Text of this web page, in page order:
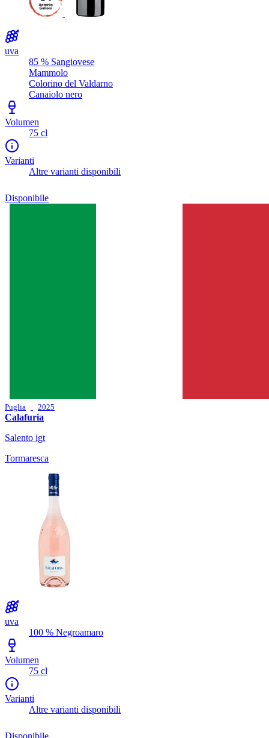
uva
85 % Sangiovese
Mammolo
Colorino del Valdarno
Canaiolo nero
Volumen
75 cl
Varianti
Altre varianti disponibili
Disponibile
Puglia 2025
Calafuria
Salento igt
Tormaresca
uva
100 % Negroamaro
Volumen
75 cl
Varianti
Altre varianti disponibili
Disponibile